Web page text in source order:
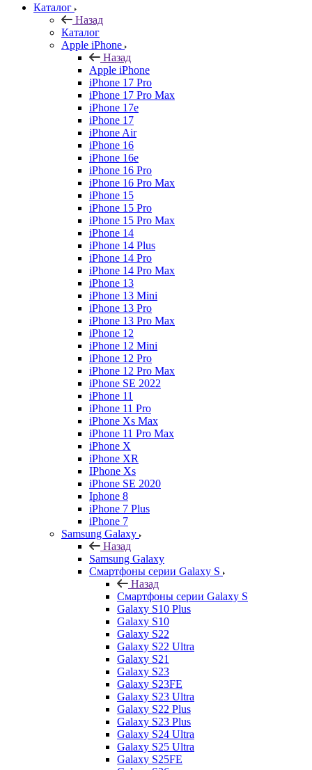
Каталог
Назад
Каталог
Apple iPhone
Назад
Apple iPhone
iPhone 17 Pro
iPhone 17 Pro Max
iPhone 17e
iPhone 17
iPhone Air
iPhone 16
iPhone 16e
iPhone 16 Pro
iPhone 16 Pro Max
iPhone 15
iPhone 15 Pro
iPhone 15 Pro Max
iPhone 14
iPhone 14 Plus
iPhone 14 Pro
iPhone 14 Pro Max
iPhone 13
iPhone 13 Mini
iPhone 13 Pro
iPhone 13 Pro Max
iPhone 12
iPhone 12 Mini
iPhone 12 Pro
iPhone 12 Pro Max
iPhone SE 2022
iPhone 11
iPhone 11 Pro
iPhone Xs Max
iPhone 11 Pro Max
iPhone X
iPhone XR
IPhone Xs
iPhone SE 2020
Iphone 8
iPhone 7 Plus
iPhone 7
Samsung Galaxy
Назад
Samsung Galaxy
Смартфоны серии Galaxy S
Назад
Смартфоны серии Galaxy S
Galaxy S10 Plus
Galaxy S10
Galaxy S22
Galaxy S22 Ultra
Galaxy S21
Galaxy S23
Galaxy S23FE
Galaxy S23 Ultra
Galaxy S22 Plus
Galaxy S23 Plus
Galaxy S24 Ultra
Galaxy S25 Ultra
Galaxy S25FE